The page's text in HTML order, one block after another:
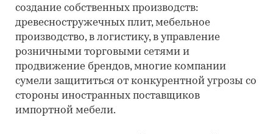
создание собственных производств:
древесностружечных плит, мебельное
производство, в логистику, в управление
розничными торговыми сетями и
продвижение брендов, многие компании
сумели защититься от конкурентной угрозы со
стороны иностранных поставщиков
импортной мебели.